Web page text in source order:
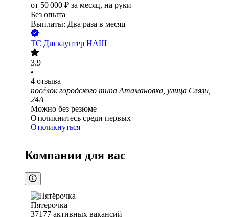
от 50 000 ₽ за месяц, на руки
Без опыта
Выплаты: Два раза в месяц
ТС Дискаунтер НАШ
3.9
•
4 отзыва
посёлок городского типа Атамановка, улица Связи,
24А
Можно без резюме
Откликнитесь среди первых
Откликнуться
Компании для вас
Пятёрочка
37177 активных вакансий